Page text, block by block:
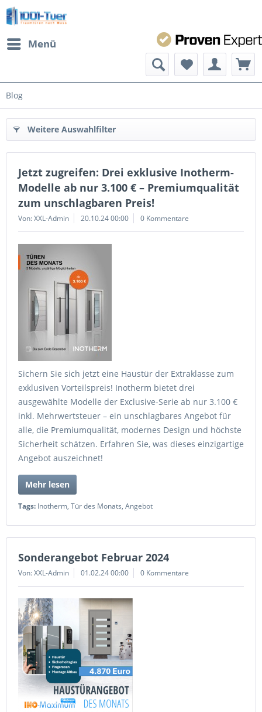
Menü
Blog
Weitere Auswahlfilter
Jetzt zugreifen: Drei exklusive Inotherm-
Modelle ab nur 3.100 € – Premiumqualität
zum unschlagbaren Preis!
Von: XXL-Admin 20.10.24 00:00 0 Kommentare
Sichern Sie sich jetzt eine Haustür der Extraklasse zum
exklusiven Vorteilspreis! Inotherm bietet drei
ausgewählte Modelle der Exclusive-Serie ab nur 3.100 €
inkl. Mehrwertsteuer – ein unschlagbares Angebot für
alle, die Premiumqualität, modernes Design und höchste
Sicherheit schätzen. Erfahren Sie, was dieses einzigartige
Angebot auszeichnet!
Mehr lesen
Tags: Inotherm, Tür des Monats, Angebot
Sonderangebot Februar 2024
Von: XXL-Admin 01.02.24 00:00 0 Kommentare